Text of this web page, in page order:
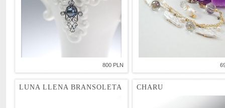
800 PLN
LUNA LLENA BRANSOLETA CHARU